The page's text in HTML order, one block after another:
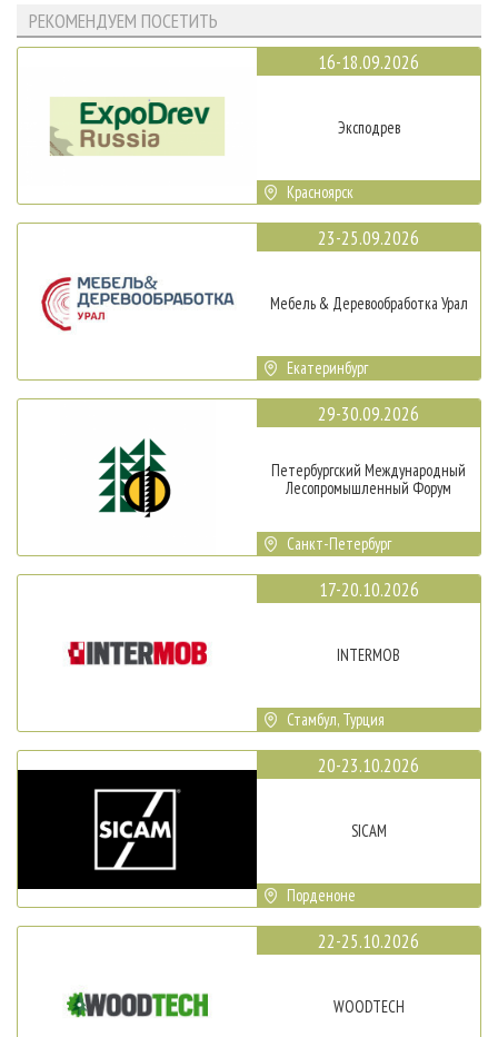
РЕКОМЕНДУЕМ ПОСЕТИТЬ
16-18.09.2026
Эксподрев
Красноярск
23-25.09.2026
Мебель & Деревообработка Урал
Екатеринбург
29-30.09.2026
Петербургский Международный
Лесопромышленный Форум
Санкт-Петербург
17-20.10.2026
INTERMOB
Стамбул, Турция
20-23.10.2026
SICAM
Порденоне
22-25.10.2026
WOODTECH